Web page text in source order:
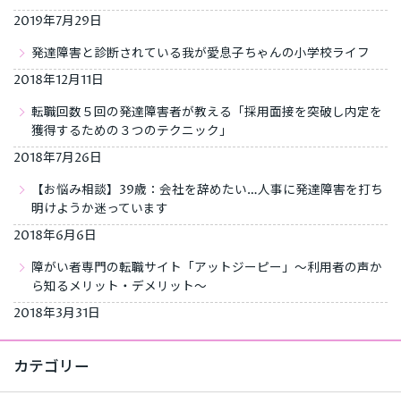
2019年7月29日
発達障害と診断されている我が愛息子ちゃんの小学校ライフ
2018年12月11日
転職回数５回の発達障害者が教える「採用面接を突破し内定を
獲得するための３つのテクニック」
2018年7月26日
【お悩み相談】39歳：会社を辞めたい…人事に発達障害を打ち
明けようか迷っています
2018年6月6日
障がい者専門の転職サイト「アットジーピー」～利用者の声か
ら知るメリット・デメリット～
2018年3月31日
カテゴリー